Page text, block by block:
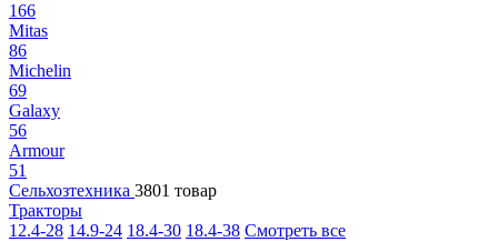
166
Mitas
86
Michelin
69
Galaxy
56
Armour
51
Сельхозтехника 3801 товар
Тракторы
12.4-28 14.9-24 18.4-30 18.4-38 Смотреть все